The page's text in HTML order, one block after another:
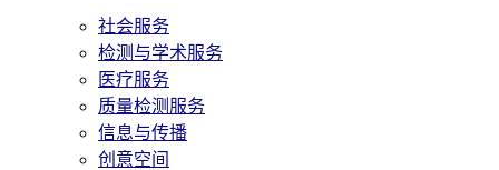
社会服务
检测与学术服务
医疗服务
质量检测服务
信息与传播
创意空间